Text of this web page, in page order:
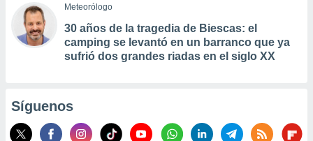
Meteorólogo
30 años de la tragedia de Biescas: el
camping se levantó en un barranco que ya
sufrió dos grandes riadas en el siglo XX
Síguenos